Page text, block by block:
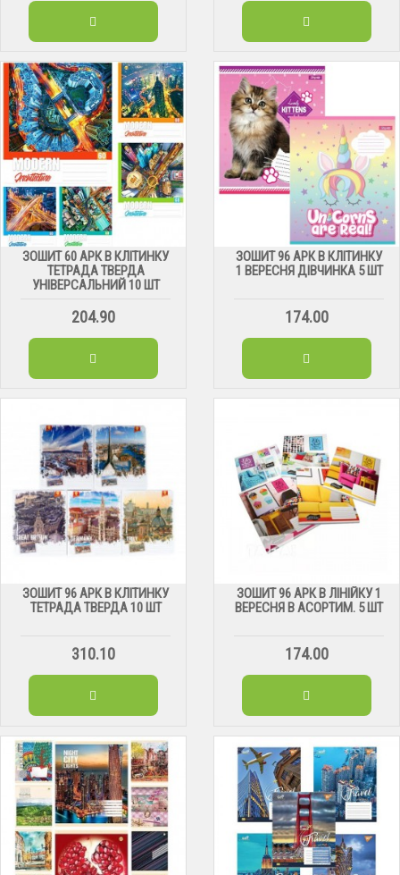
ЗОШИТ 60 АРК В КЛІТИНКУ
ТЕТРАДА ТВЕРДА
УНІВЕРСАЛЬНИЙ 10 ШТ
204.90
ЗОШИТ 96 АРК В КЛІТИНКУ
1 ВЕРЕСНЯ ДІВЧИНКА 5 ШТ
174.00
ЗОШИТ 96 АРК В КЛІТИНКУ
ТЕТРАДА ТВЕРДА 10 ШТ
310.10
ЗОШИТ 96 АРК В ЛІНІЙКУ 1
ВЕРЕСНЯ В АСОРТИМ. 5 ШТ
174.00